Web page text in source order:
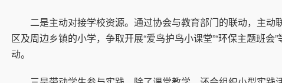
二是主动对接学校资源。通过协会与教育部门的联动，主动
区及周边乡镇的小学，争取开展“爱鸟护鸟小课堂”“环保主题班会
动。